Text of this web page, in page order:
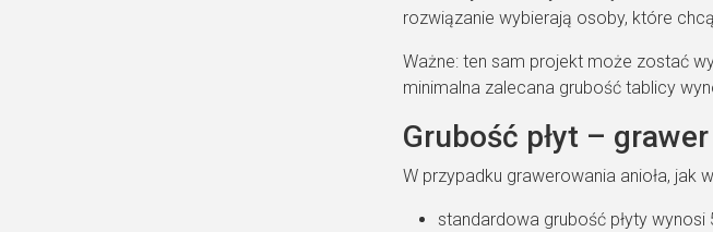
rozwiązanie wybierają osoby, które
Ważne: ten sam projekt może zostać
minimalna zalecana grubość tablicy
Grubość płyt –
W przypadku grawerowania anioła, jak
standardowa grubość płyty wynosi